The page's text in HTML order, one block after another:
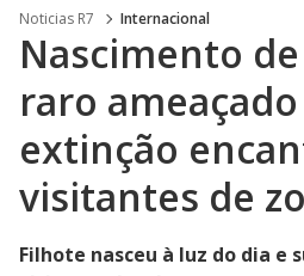
Noticias R7 Internacional
Nascimento
raro
extinção
visitantes de
Filhote nasceu à luz do dia e